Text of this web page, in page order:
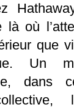
où
que
Un
dans